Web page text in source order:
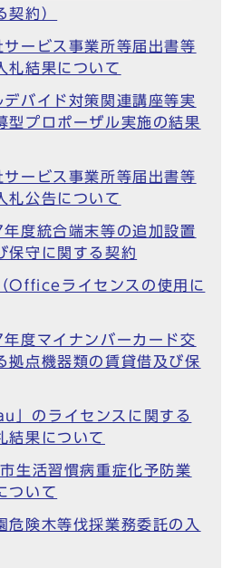
契約）
ービス事業所等届出書等
札結果について
バイド対策関連講座等実
型プロポーザル実施の結果
ービス事業所等届出書等
札公告について
年度統合端末等の追加設置
保守に関する契約
Officeライセンスの使用に
年度マイナンバーカード交
拠点機器類の賃貸借及び保
」のライセンスに関する
結果について
生活習慣病重症化予防業
ついて
危険木等伐採業務委託の入